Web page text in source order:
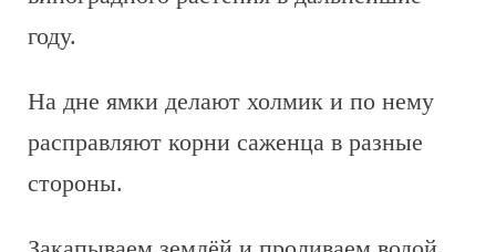
году.
На дне ямки делают холмик и по нему
расправляют корни саженца в разные
стороны.